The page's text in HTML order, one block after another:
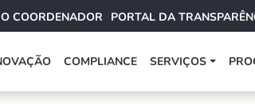
COORDENADOR PORTAL DA
COMPLIANCE SERVIÇOS